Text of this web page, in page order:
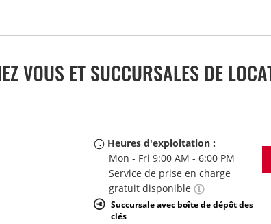
VOUS ET SUCCURSALES DE
Heures d'exploitation :
Mon - Fri 9:00 AM - 6:00 PM
Service de prise en charge
gratuit disponible
Succursale avec boîte de dépôt des
clés